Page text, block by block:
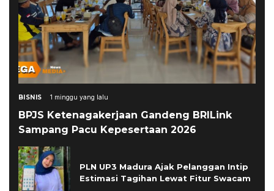
BISNIS 1 minggu yang lalu
BPJS Ketenagakerjaan Gandeng BRILink
Sampang Pacu Kepesertaan 2026
PLN UP3 Madura Ajak Pelanggan Intip
Estimasi Tagihan Lewat Fitur Swacam